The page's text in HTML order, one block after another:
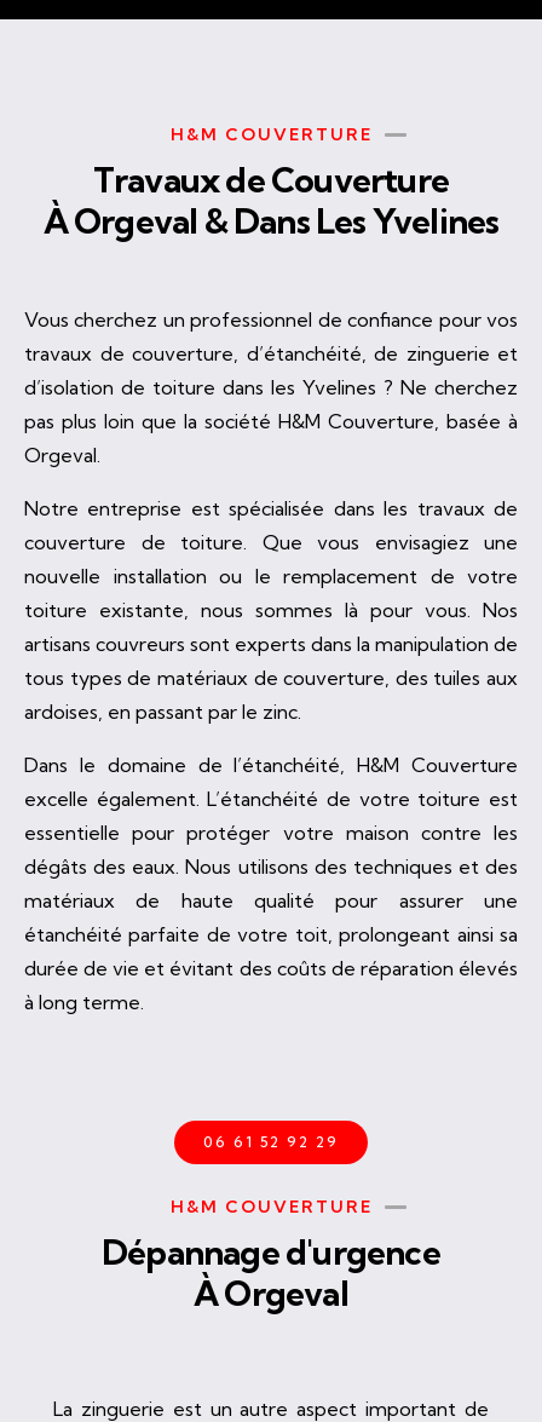
H&M COUVERTURE
Travaux de Couverture
À Orgeval & Dans Les Yvelines
Vous cherchez un professionnel de confiance pour vos
travaux de couverture, d’étanchéité, de zinguerie et
d’isolation de toiture dans les Yvelines ? Ne cherchez
pas plus loin que la société H&M Couverture, basée à
Orgeval.
Notre entreprise est spécialisée dans les travaux de
couverture de toiture. Que vous envisagiez une
nouvelle installation ou le remplacement de votre
toiture existante, nous sommes là pour vous. Nos
artisans couvreurs sont experts dans la manipulation de
tous types de matériaux de couverture, des tuiles aux
ardoises, en passant par le zinc.
Dans le domaine de l’étanchéité, H&M Couverture
excelle également. L’étanchéité de votre toiture est
essentielle pour protéger votre maison contre les
dégâts des eaux. Nous utilisons des techniques et des
matériaux de haute qualité pour assurer une
étanchéité parfaite de votre toit, prolongeant ainsi sa
durée de vie et évitant des coûts de réparation élevés
à long terme.
06 61 52 92 29
H&M COUVERTURE
Dépannage d'urgence
À Orgeval
La zinguerie est un autre aspect important de